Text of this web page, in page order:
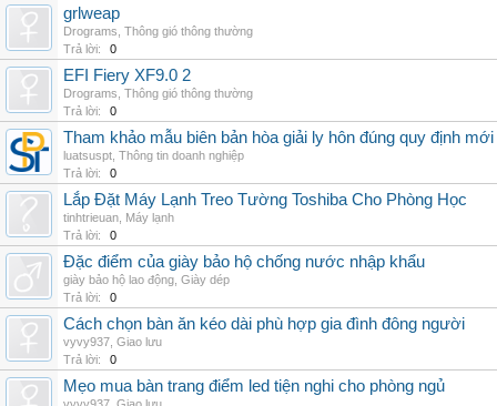
grlweap
Drograms Thông gió thông thường
Trả lời:
0
EFI Fiery XF9.0 2
Drograms Thông gió thông thường
Trả lời:
0
Tham khảo mẫu biên bản hòa giải ly hôn đúng quy định mới
luatsuspt Thông tin doanh nghiệp
Trả lời:
0
Lắp Đặt Máy Lạnh Treo Tường Toshiba Cho Phòng Học
tinhtrieuan Máy lạnh
Trả lời:
0
Đặc điểm của giày bảo hộ chống nước nhập khẩu
giày bảo hộ lao động Giày dép
Trả lời:
0
Cách chọn bàn ăn kéo dài phù hợp gia đình đông người
vyvy937 Giao lưu
Trả lời:
0
Mẹo mua bàn trang điểm led tiện nghi cho phòng ngủ